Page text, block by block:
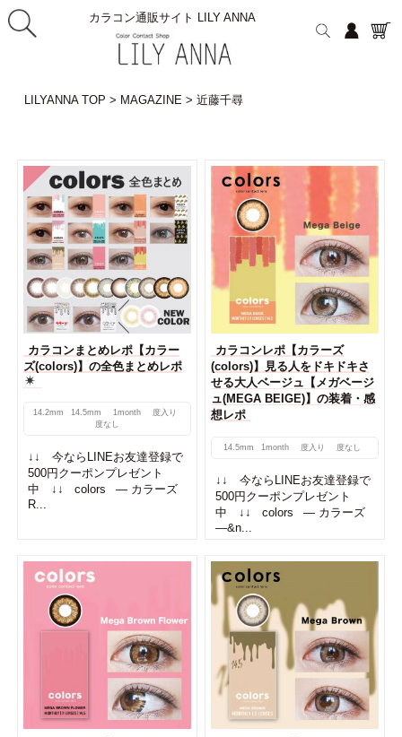
カラコン通販サイト LILY ANNA
LILYANNA TOP > MAGAZINE> 近藤千尋
カラコンまとめレポ【カラー
ズ(colors)】の全色まとめレポ
14.2mm 14.5mm 1month
度入り
度なし
↓↓ 今ならLINEお友達登録で
500円クーポンプレゼント
中 ↓↓ colors — カラーズ
R...
カラコンレポ【カラーズ
(colors)】見る人をドキドキさ
せる大人ベージュ【メガベージ
ュ(MEGA BEIGE)】の装着・感
想レポ
14.5mm 1month 度入り 度なし
↓↓ 今ならLINEお友達登録で
500円クーポンプレゼント
中 ↓↓ colors — カラーズ
—&n...